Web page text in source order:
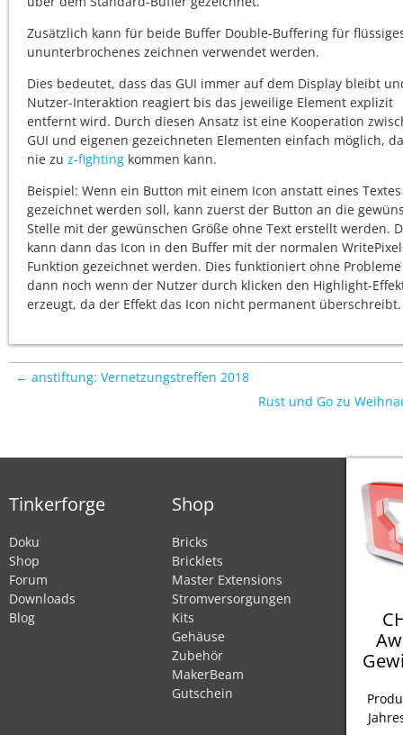
Zusätzlich kann für beide Buffer Double-Buffering für
ununterbrochenes zeichnen verwendet werden.
Dies bedeutet, dass das GUI immer auf dem Display bleibt
Nutzer-Interaktion reagiert bis das jeweilige Element explizit
entfernt wird. Durch diesen Ansatz ist eine Kooperation
GUI und eigenen gezeichneten Elementen einfach möglich,
nie zu z-fighting kommen kann.
Beispiel: Wenn ein Button mit einem Icon anstatt eines Textes
gezeichnet werden soll, kann zuerst der Button an die
Stelle mit der gewünschen Größe ohne Text erstellt werden.
kann dann das Icon in den Buffer mit der normalen
Funktion gezeichnet werden. Dies funktioniert ohne
dann noch wenn der Nutzer durch klicken den Highlight-
erzeugt, da der Effekt das Icon nicht permanent überschreibt.
← anstiftung: Vernetzungstreffen 2018
Rust und Go zu
Tinkerforge
Doku
Shop
Forum
Downloads
Blog
Shop
Bricks
Bricklets
Master Extensions
Stromversorgungen
Kits
Gehäuse
Zubehör
MakerBeam
Gutschein